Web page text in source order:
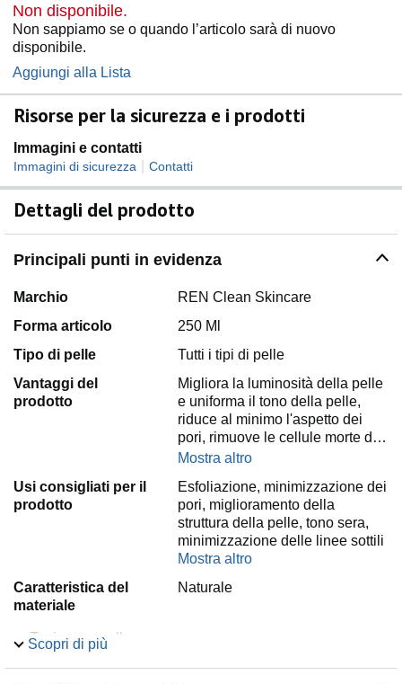
Non disponibile.
Non sappiamo se o quando l’articolo sarà di nuovo
disponibile.
Aggiungi alla Lista
Risorse per la sicurezza e i prodotti
Immagini e contatti
Immagini di sicurezza Contatti
Dettagli del prodotto
Principali punti in evidenza
Marchio
REN Clean Skincare
Forma articolo
250 Ml
Tipo di pelle
Tutti i tipi di pelle
Vantaggi del
prodotto
Migliora la luminosità della pelle
e uniforma il tono della pelle,
riduce al minimo l'aspetto dei
pori, rimuove le cellule morte d…
Mostra altro
Usi consigliati per il
prodotto
Esfoliazione, minimizzazione dei
pori, miglioramento della
struttura della pelle, tono sera,
minimizzazione delle linee sottili
Mostra altro
Caratteristica del
materiale
Naturale
Tonico per pelle
Scopri di più